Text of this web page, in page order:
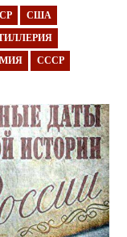
США
СССР